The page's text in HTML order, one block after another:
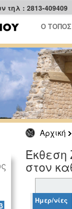
: 2813-409409
Ο
Αρχική
Έκθεση
στον
Ημερ/νίες